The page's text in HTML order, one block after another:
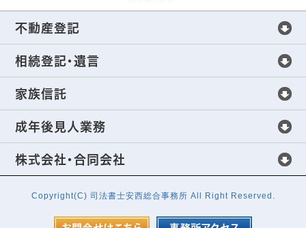
不動産登記
不動産登記
不動産登記手続きについて
不動産売買の不動産登記
生前贈与の不動産登記
不動産登記手続でよくある質問
相続登記・遺言
相続登記・遺言
全世代をサポートする相続手続き
これからの相続の新常識
相続財産の特定から遺産分割協議まで
家族信託
家族信託
家族信託の仕組み
家族信託の事例紹介
成年後見人業務
成年後見人業務
成年後見人選任の申立費用
株式会社・合同会社
株式会社・合同会社
株式会社設立・変更登記
Copyright(C) 司法書士安西総合事務所 All Right Reserved.